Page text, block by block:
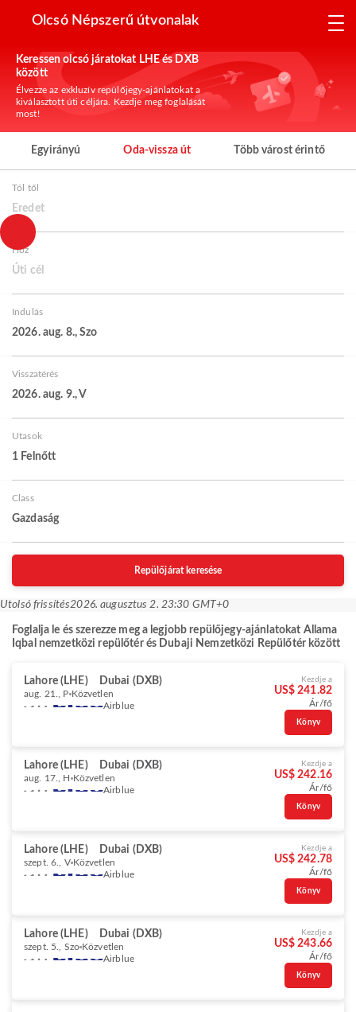
Olcsó Népszerű útvonalak
Keressen olcsó járatokat LHE és DXB
között
Élvezze az exkluzív repülőjegy-ajánlatokat a
kiválasztott úti céljára. Kezdje meg foglalását
most!
Egyirányú Oda-vissza út Több várost érintő
Tól től
Eredet
Hoz
Úti cél
Indulás
2026. aug. 8., Szo
Visszatérés
2026. aug. 9., V
Utasok
1 Felnőtt
Class
Gazdaság
Repülőjárat keresése
Utolsó frissítés2026. augusztus 2. 23:30 GMT+0
Foglalja le és szerezze meg a legjobb repülőjegy-ajánlatokat Allama
Iqbal nemzetközi repülőtér és Dubaji Nemzetközi Repülőtér között
Lahore (LHE) Dubai (DXB)
aug. 21., P Közvetlen
Airblue
Kezdje a
US$ 241.82
Ár/fő
Könyv
Lahore (LHE) Dubai (DXB)
aug. 17., H Közvetlen
Airblue
Kezdje a
US$ 242.16
Ár/fő
Könyv
Lahore (LHE) Dubai (DXB)
szept. 6., V Közvetlen
Airblue
Kezdje a
US$ 242.78
Ár/fő
Könyv
Lahore (LHE) Dubai (DXB)
szept. 5., Szo Közvetlen
Airblue
Kezdje a
US$ 243.66
Ár/fő
Könyv